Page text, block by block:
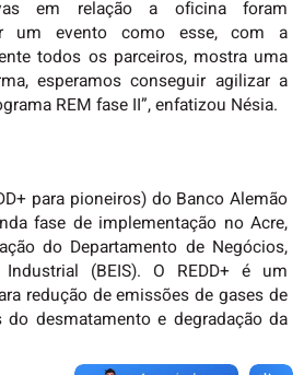
em relação a oficina foram
um evento como esse, com a
todos os parceiros, mostra uma
esperamos conseguir agilizar a
REM fase II”, enfatizou Nésia.
para pioneiros) do Banco Alemão
fase de implementação no Acre,
do Departamento de Negócios,
(BEIS). O REDD+ é um
redução de emissões de gases de
desmatamento e degradação da